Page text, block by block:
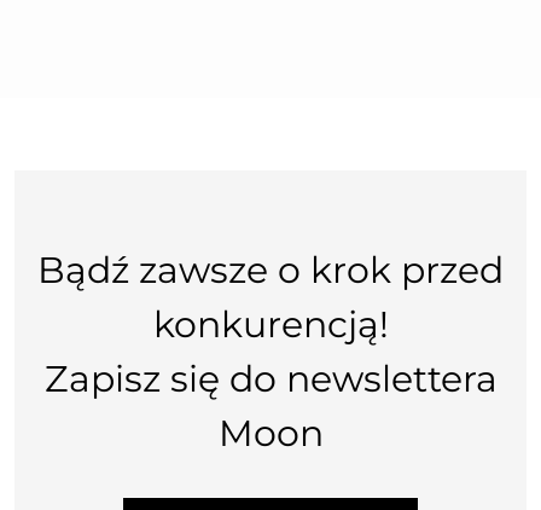
Bądź zawsze o krok przed
konkurencją!
Zapisz się do newslettera
Moon